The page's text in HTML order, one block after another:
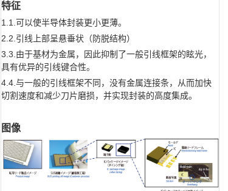
特征
1.1.可以使半导体封装更小更薄。
2.2.引线上部呈悬垂状（防脱结构）
3.3.由于基材为金属，因此抑制了一般引线框架的眩光，
具有优异的引线键合性。
4.4.与一般的引线框架不同，没有金属连接条，从而加快
切割速度和减少刀片磨损，并实现封装的高度集成。
图像